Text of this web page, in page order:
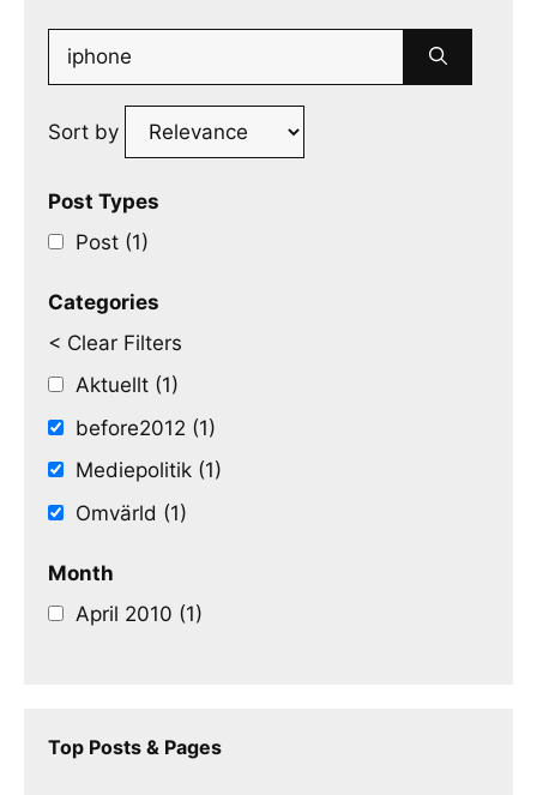
Search
for:
Sort by
Post Types
Post (1)
Categories
< Clear Filters
Aktuellt (1)
before2012 (1)
Mediepolitik (1)
Omvärld (1)
Month
April 2010 (1)
Top Posts & Pages